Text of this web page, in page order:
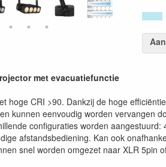
met evacuatiefunctie
hoge CRI >90. Dankzij de hoge
kunnen eenvoudig worden vervangen
configuraties worden
afstandsbediening. Kan ook
snel worden omgezet naar XLR 5pin